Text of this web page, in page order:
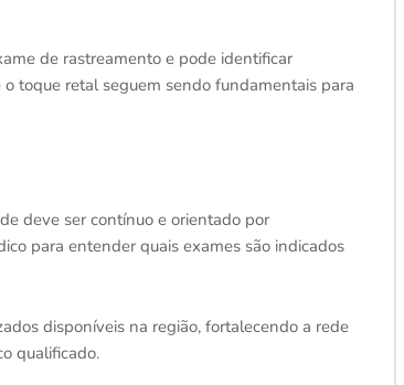
de rastreamento e pode identificar
toque retal seguem sendo fundamentais para
deve ser contínuo e orientado por
para entender quais exames são indicados
disponíveis na região, fortalecendo a rede
qualificado.